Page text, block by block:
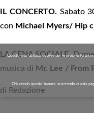
Questo sito utilizza cookie per le proprie
Chiudendo questo banner, scorrendo questa
IL CONCERTO. Sabato
con Michael Myers/ Hip
LA CENA SOCIALE.
musica di Mr. Lee / From
di Redazione